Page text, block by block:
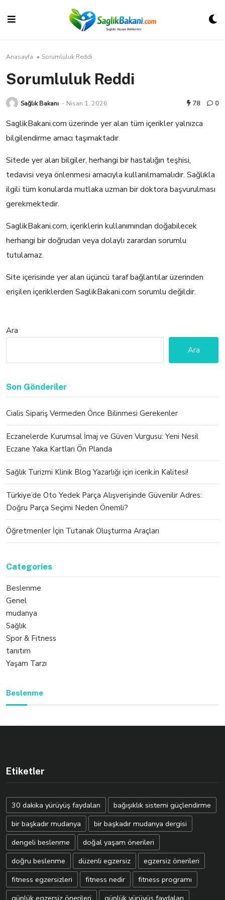
content
Anasayfa • Sorumluluk Reddi
Sorumluluk Reddi
Sağlık Bakanı - Nisan 1, 2026 78 0
SaglikBakani.com üzerinde yer alan tüm içerikler yalnızca
bilgilendirme amacı taşımaktadır.
Sitede yer alan bilgiler, herhangi bir hastalığın teşhisi,
tedavisi veya önlenmesi amacıyla kullanılmamalıdır. Sağlıkla
ilgili tüm konularda mutlaka uzman bir doktora başvurulması
gerekmektedir.
SaglikBakani.com, içeriklerin kullanımından doğabilecek
herhangi bir doğrudan veya dolaylı zarardan sorumlu
tutulamaz.
Site içerisinde yer alan üçüncü taraf bağlantılar üzerinden
erişilen içeriklerden SaglikBakani.com sorumlu değildir.
Ara
Ara
Son Gönderiler
Cialis Sipariş Vermeden Önce Bilinmesi Gerekenler
Eczanelerde Kurumsal İmaj ve Güven Vurgusu: Yeni Nesil
Eczane Yaka Kartları Ön Planda
Sağlık Turizmi Klinik Blog Yazarlığı için icerik.in Kalitesi!
Türkiye’de Oto Yedek Parça Alışverişinde Güvenilir Adres:
Doğru Parça Seçimi Neden Önemli?
Öğretmenler İçin Tutanak Oluşturma Araçları
Categories
Beslenme
Genel
mudanya
Sağlık
Spor & Fitness
tanıtım
Yaşam Tarzı
Beslenme
Etiketler
30 dakika yürüyüş faydaları
bağışıklık sistemi güçlendirme
bir başkadır mudanya
bir başkadır mudanya dergisi
dengeli beslenme
doğal yaşam önerileri
doğru beslenme
düzenli egzersiz
egzersiz önerileri
fitness egzersizleri
fitness nedir
fitness programı
günlük egzersiz önerileri
günlük yürüyüş faydaları